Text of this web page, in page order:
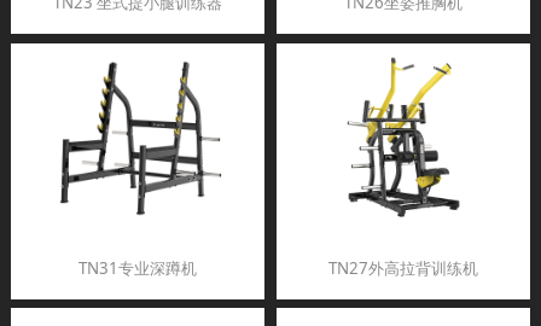
TN31专业深蹲机 TN27外高拉背训练机